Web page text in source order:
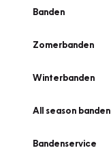
Banden
Zomerbanden
Winterbanden
All season banden
Bandenservice